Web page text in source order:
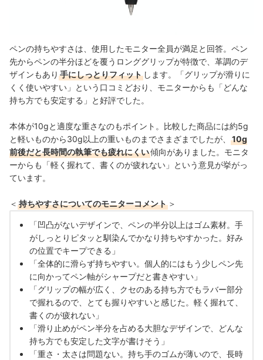
ペンの持ちやすさは、使用したモニター全員が満足と回答。ペン
先からペンの半分ほどを覆うロンググリップが特徴で、革調のデ
ザインもあり 手にしっとりフィット します。「グリップが滑りに
くく使いやすい」という口コミどおり、モニターからも「どんな
持ち方でも安定する」と好評でした。
本体が10gと適度な重さなのもポイント。比較した商品には約5g
と軽いものから30g以上の重いものまでさまざまでしたが、
10g
前後だと長時間の執筆でも疲れにくい傾向がありました。モニタ
ーからも「軽く握れて、書くのが疲れない」という意見が挙がっ
ています。
＜ 持ちやすさについてのモニターコメント ＞
「凹凸がないデザインで、ペンの半分以上はゴム素材。手
がしっとりピタッと馴染んでかなり持ちやすかった。好み
の位置でキープできる」
「全体的に滑らず持ちやすい。個人的にはもう少しペン先
に向かってペン軸がシャープだと書きやすい」
「グリップの幅が広く、クセのある持ち方でもラバー部分
で握れるので、とても握りやすいと感じた。軽く握れて、
書くのが疲れない」
「滑り止めがペン半分を占める大胆なデザインで、どんな
持ち方でも安定した文字が書けそう」
「重さ・太さは問題ない。持ち手のゴムが薄いので、長時